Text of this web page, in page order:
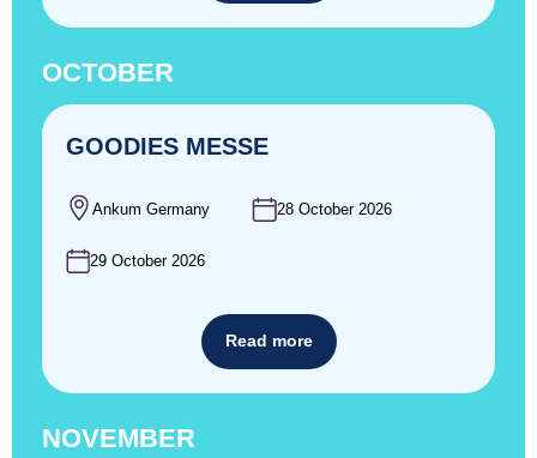
OCTOBER
GOODIES MESSE
Ankum Germany 28 October 2026
29 October 2026
Read more
NOVEMBER